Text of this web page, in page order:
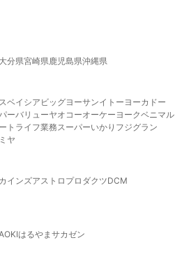
大分県宮崎県鹿児島県沖縄県
ベイシア ビッグヨーサンイトーヨーカドー
ーバリューヤオコーオーケー ヨークベニマル
ト ライフ業務スーパーいかり フジグラン
ヤ
カインズアストロプロダクツDCM
はるやま サカゼン